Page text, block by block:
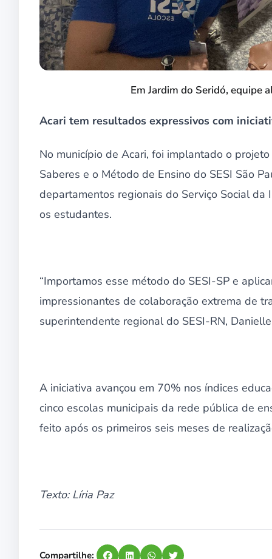
Em Jardim do Seridó, equipe
Acari tem resultados expressivos com
No município de Acari, foi implantado o
Saberes e o Método de Ensino do SESI São
departamentos regionais do Serviço Social
os estudantes.
“Importamos esse método do SESI-SP e
impressionantes de colaboração extrema de
superintendente regional do SESI-RN,
A iniciativa avançou em 70% nos índices
cinco escolas municipais da rede pública de
feito após os primeiros seis meses de
Texto: Líria Paz
Compartilhe: